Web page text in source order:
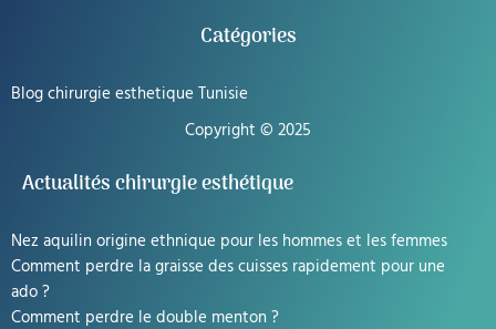
Catégories
Blog chirurgie esthetique Tunisie
Copyright © 2025
Actualités chirurgie esthétique
Nez aquilin origine ethnique pour les hommes et les femmes
Comment perdre la graisse des cuisses rapidement pour une
ado ?
Comment perdre le double menton ?